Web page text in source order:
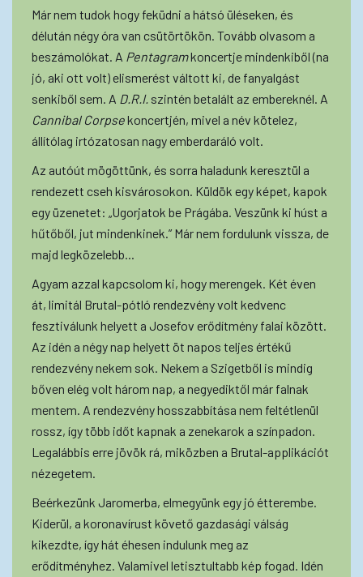
Már nem tudok hogy feküdni a hátsó üléseken, és
délután négy óra van csütörtökön. Tovább olvasom a
beszámolókat. A Pentagramkoncertje mindenkiből (na
jó, aki ott volt) elismerést váltott ki, de fanyalgást
senkiből sem. A D.R.I. szintén betalált az embereknél. A
Cannibal Corpsekoncertjén, mivel a név kötelez,
állítólag irtózatosan nagy emberdaráló volt.
Az autóút mögöttünk, és sorra haladunk keresztül a
rendezett cseh kisvárosokon. Küldök egy képet, kapok
egy üzenetet: „Ugorjatok be Prágába. Veszünk ki húst a
hűtőből, jut mindenkinek.” Már nem fordulunk vissza, de
majd legközelebb...
Agyam azzal kapcsolom ki, hogy merengek. Két éven
át, limitál Brutal-pótló rendezvény volt kedvenc
fesztiválunk helyett a Josefov erődítmény falai között.
Az idén a négy nap helyett öt napos teljes értékű
rendezvény nekem sok. Nekem a Szigetből is mindig
bőven elég volt három nap, a negyediktől már falnak
mentem. A rendezvény hosszabbítása nem feltétlenül
rossz, így több időt kapnak a zenekarok a színpadon.
Legalábbis erre jövök rá, miközben a Brutal-applikációt
nézegetem.
Beérkezünk Jaromerba, elmegyünk egy jó étterembe.
Kiderül, a koronavírust követő gazdasági válság
kikezdte, így hát éhesen indulunk meg az
erődítményhez. Valamivel letisztultabb kép fogad. Idén